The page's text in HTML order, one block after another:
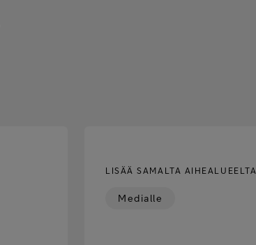
LISÄÄ SAMALTA AIHEALUEELTA
Medialle